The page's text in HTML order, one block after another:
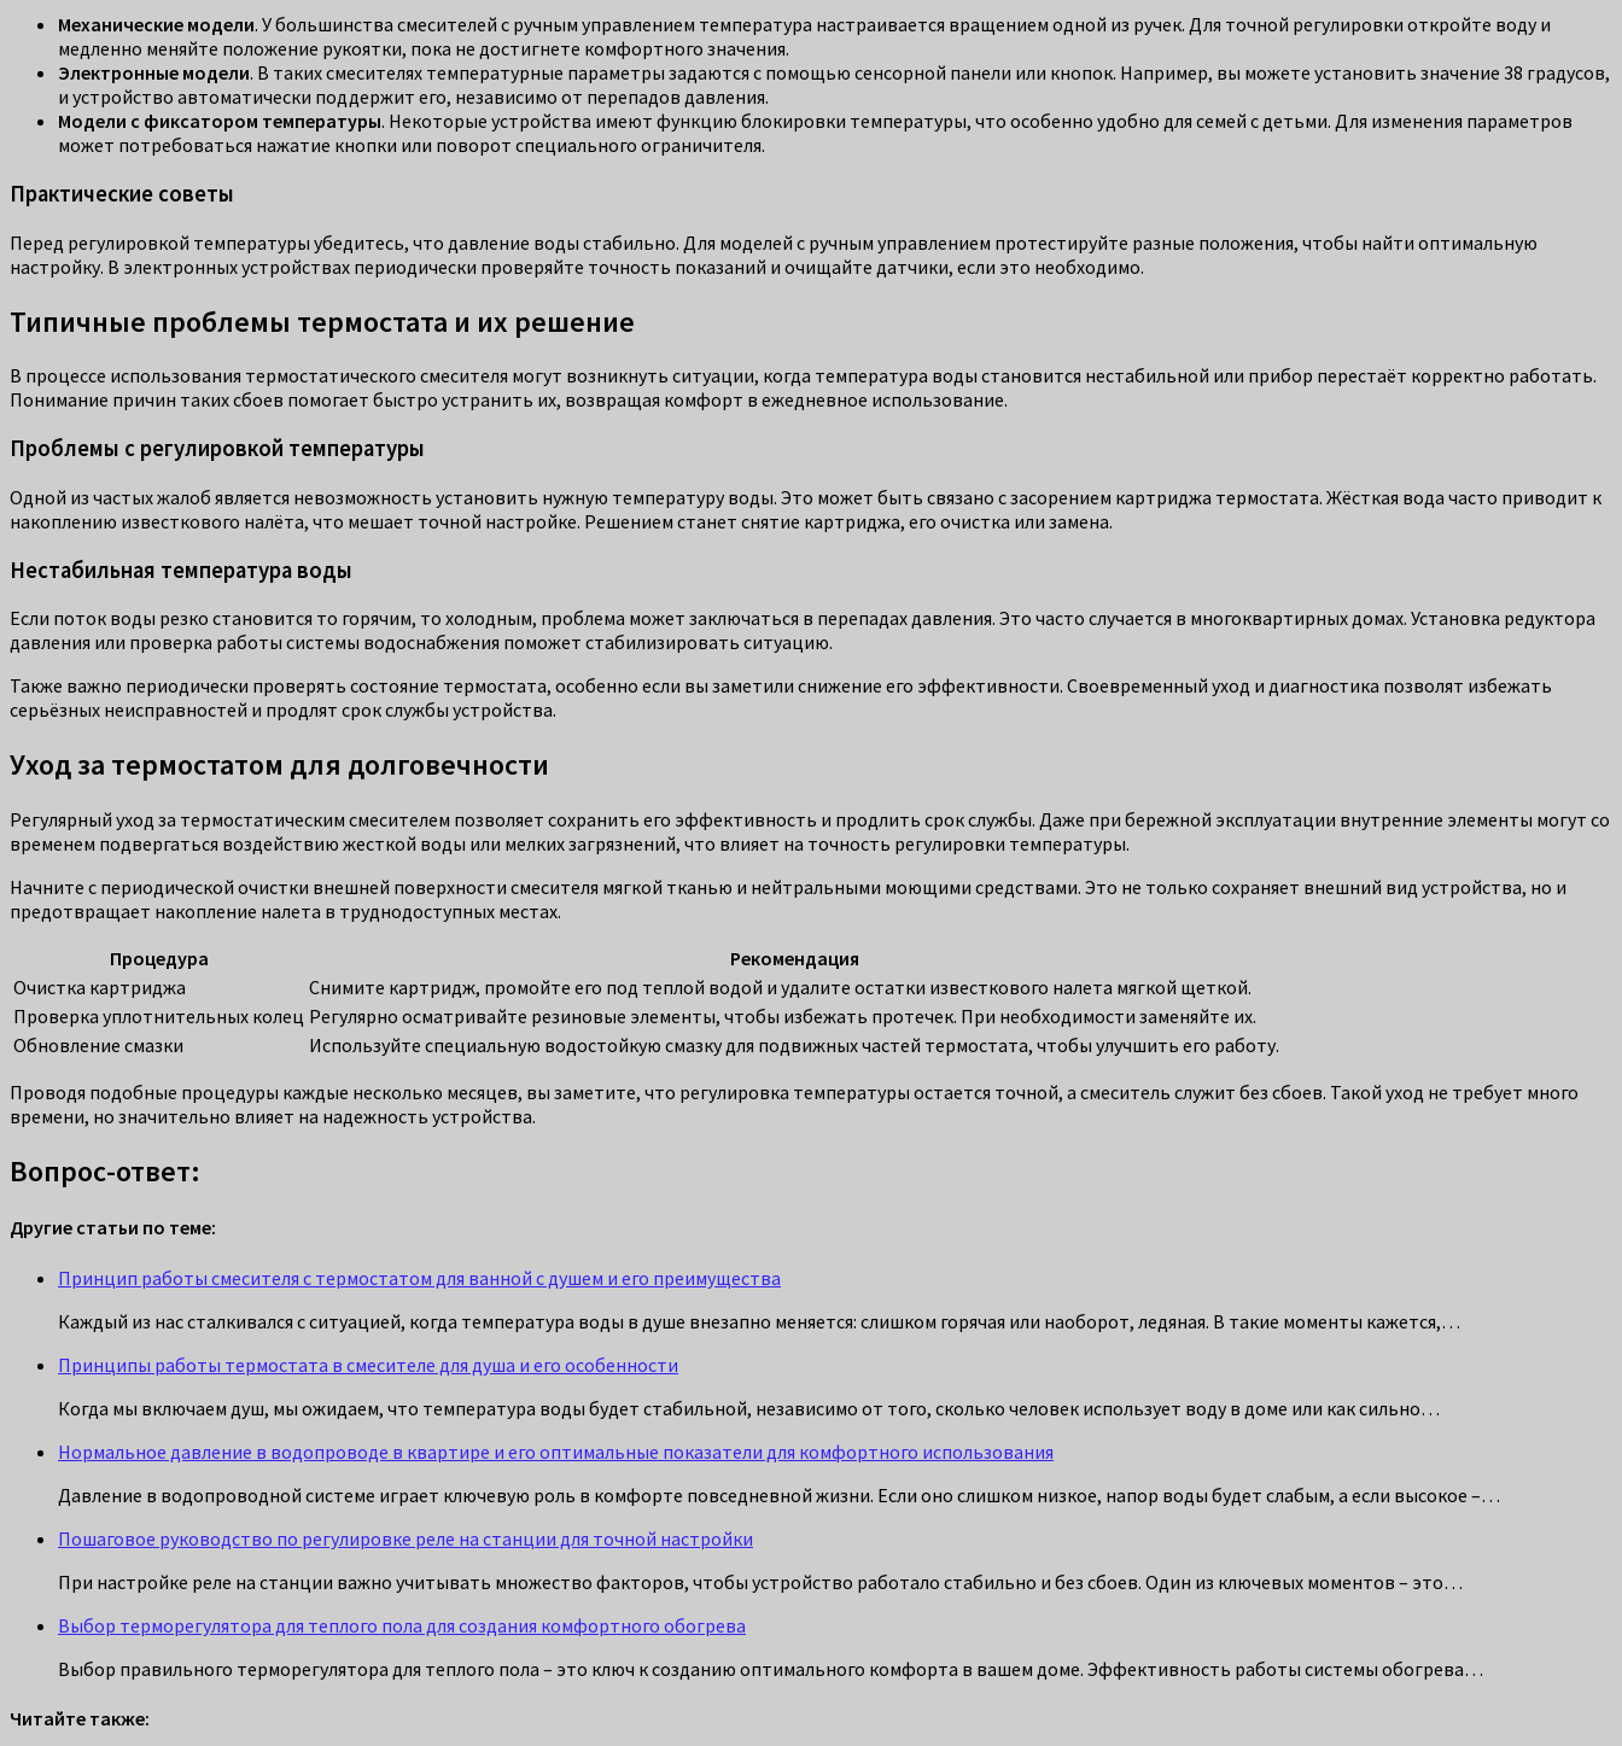
Механические модели. У большинства смесителей с ручным управлением температура настраивается вращением одной из ручек. Для точной регулировки откройте воду и
медленно меняйте положение рукоятки, пока не достигнете комфортного значения.
Электронные модели. В таких смесителях температурные параметры задаются с помощью сенсорной панели или кнопок. Например, вы можете установить значение 38 градусов,
и устройство автоматически поддержит его, независимо от перепадов давления.
Модели с фиксатором температуры. Некоторые устройства имеют функцию блокировки температуры, что особенно удобно для семей с детьми. Для изменения параметров
может потребоваться нажатие кнопки или поворот специального ограничителя.
Практические советы
Перед регулировкой температуры убедитесь, что давление воды стабильно. Для моделей с ручным управлением протестируйте разные положения, чтобы найти оптимальную
настройку. В электронных устройствах периодически проверяйте точность показаний и очищайте датчики, если это необходимо.
Типичные проблемы термостата и их решение
В процессе использования термостатического смесителя могут возникнуть ситуации, когда температура воды становится нестабильной или прибор перестаёт корректно работать.
Понимание причин таких сбоев помогает быстро устранить их, возвращая комфорт в ежедневное использование.
Проблемы с регулировкой температуры
Одной из частых жалоб является невозможность установить нужную температуру воды. Это может быть связано с засорением картриджа термостата. Жёсткая вода часто приводит к
накоплению известкового налёта, что мешает точной настройке. Решением станет снятие картриджа, его очистка или замена.
Нестабильная температура воды
Если поток воды резко становится то горячим, то холодным, проблема может заключаться в перепадах давления. Это часто случается в многоквартирных домах. Установка редуктора
давления или проверка работы системы водоснабжения поможет стабилизировать ситуацию.
Также важно периодически проверять состояние термостата, особенно если вы заметили снижение его эффективности. Своевременный уход и диагностика позволят избежать
серьёзных неисправностей и продлят срок службы устройства.
Уход за термостатом для долговечности
Регулярный уход за термостатическим смесителем позволяет сохранить его эффективность и продлить срок службы. Даже при бережной эксплуатации внутренние элементы могут со
временем подвергаться воздействию жесткой воды или мелких загрязнений, что влияет на точность регулировки температуры.
Начните с периодической очистки внешней поверхности смесителя мягкой тканью и нейтральными моющими средствами. Это не только сохраняет внешний вид устройства, но и
предотвращает накопление налета в труднодоступных местах.
Процедура
Рекомендация
Очистка картриджа
Снимите картридж, промойте его под теплой водой и удалите остатки известкового налета мягкой щеткой.
Проверка уплотнительных колец Регулярно осматривайте резиновые элементы, чтобы избежать протечек. При необходимости заменяйте их.
Обновление смазки
Используйте специальную водостойкую смазку для подвижных частей термостата, чтобы улучшить его работу.
Проводя подобные процедуры каждые несколько месяцев, вы заметите, что регулировка температуры остается точной, а смеситель служит без сбоев. Такой уход не требует много
времени, но значительно влияет на надежность устройства.
Вопрос-ответ:
Другие статьи по теме:
Принцип работы смесителя с термостатом для ванной с душем и его преимущества
Каждый из нас сталкивался с ситуацией, когда температура воды в душе внезапно меняется: слишком горячая или наоборот, ледяная. В такие моменты кажется,…
Принципы работы термостата в смесителе для душа и его особенности
Когда мы включаем душ, мы ожидаем, что температура воды будет стабильной, независимо от того, сколько человек использует воду в доме или как сильно…
Нормальное давление в водопроводе в квартире и его оптимальные показатели для комфортного использования
Давление в водопроводной системе играет ключевую роль в комфорте повседневной жизни. Если оно слишком низкое, напор воды будет слабым, а если высокое –…
Пошаговое руководство по регулировке реле на станции для точной настройки
При настройке реле на станции важно учитывать множество факторов, чтобы устройство работало стабильно и без сбоев. Один из ключевых моментов – это…
Выбор терморегулятора для теплого пола для создания комфортного обогрева
Выбор правильного терморегулятора для теплого пола – это ключ к созданию оптимального комфорта в вашем доме. Эффективность работы системы обогрева…
Читайте также: